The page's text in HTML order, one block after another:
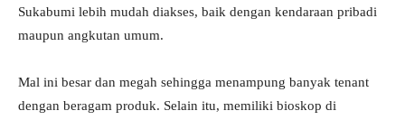
Sukabumi lebih mudah diakses, baik dengan kendaraan pribadi
maupun angkutan umum.
Mal ini besar dan megah sehingga menampung banyak tenant
dengan beragam produk. Selain itu, memiliki bioskop di